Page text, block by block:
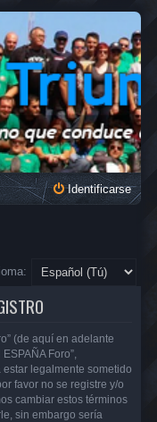
Identificarse
(de aquí en adelante
Foro”,
estar legalmente sometido
favor no se registre y/o
cambiar estos términos
sin embargo sería